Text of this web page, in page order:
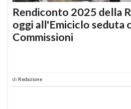
Rendiconto 2025 della
oggi all'Emiciclo seduta
Commissioni
di Redazione